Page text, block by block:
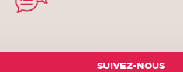
SUIVEZ-NOUS